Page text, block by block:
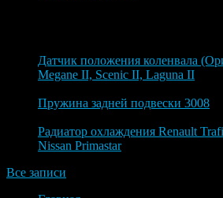
Датчик положения коленвала
Megane II, Scenic II, Laguna II
Пружина задней подвески 3008
Радиатор охлаждения Renault
Nissan Primastar
Все записи